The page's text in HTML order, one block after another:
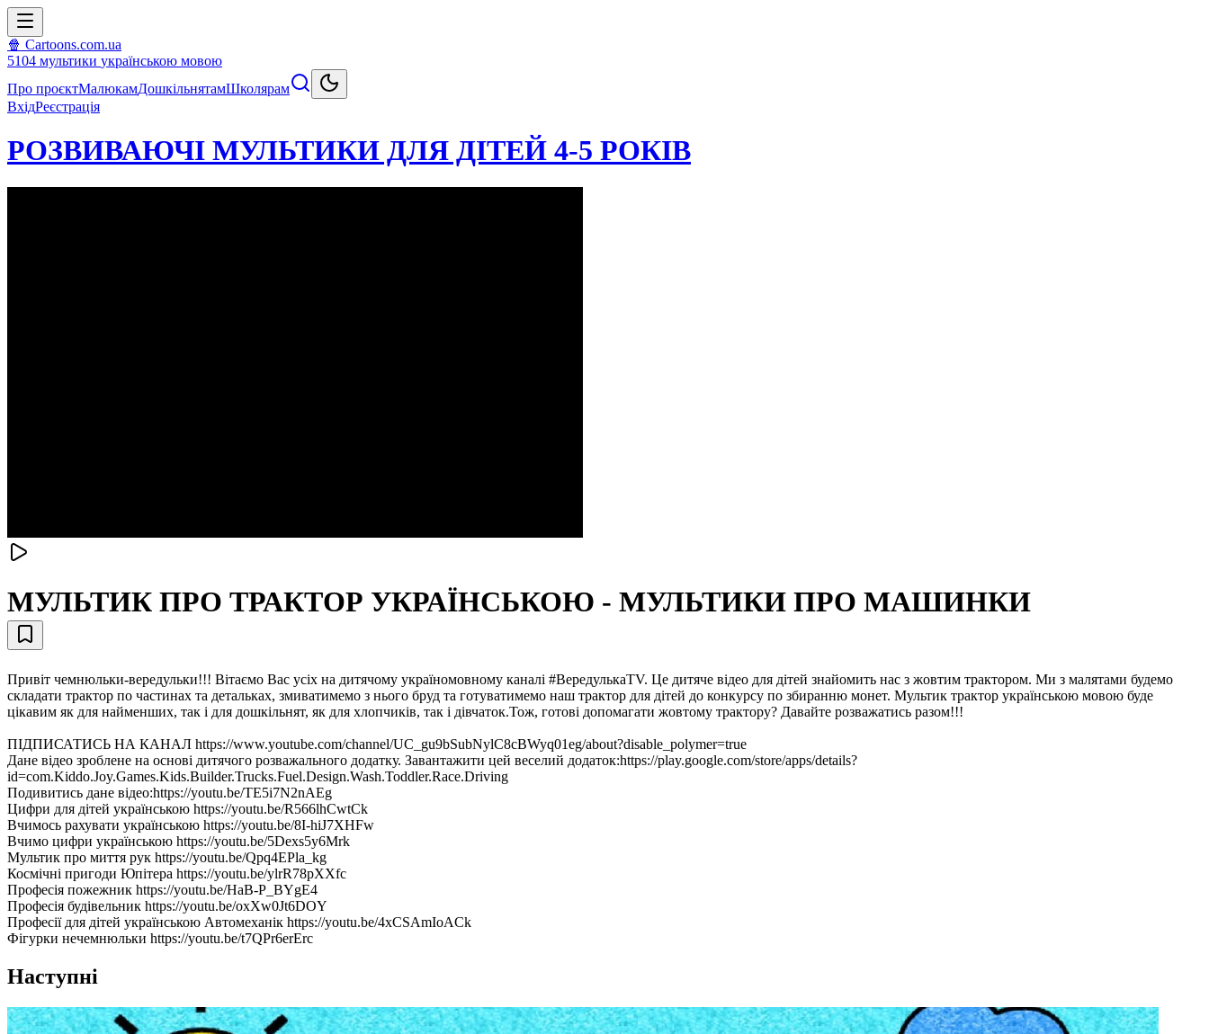
🍿 Cartoons.com.ua
5104 мультики українською мовою
Про проєктМалюкамДошкільнятамШколярам
ВхідРеєстрація
РОЗВИВАЮЧІ МУЛЬТИКИ ДЛЯ ДІТЕЙ 4-5 РОКІВ
МУЛЬТИК ПРО ТРАКТОР УКРАЇНСЬКОЮ - МУЛЬТИКИ ПРО МАШИНКИ
Привіт чемнюльки-вередульки!!! Вітаємо Вас усіх на дитячому україномовному каналі #ВередулькаTV. Це дитяче відео для дітей знайомить нас з жовтим трактором. Ми з малятами будемо
складати трактор по частинах та детальках, змиватимемо з нього бруд та готуватимемо наш трактор для дітей до конкурсу по збиранню монет. Мультик трактор українською мовою буде
цікавим як для найменших, так і для дошкільнят, як для хлопчиків, так і дівчаток.Тож, готові допомагати жовтому трактору? Давайте розважатись разом!!!
ПІДПИСАТИСЬ НА КАНАЛ https://www.youtube.com/channel/UC_gu9bSubNylC8cBWyq01eg/about?disable_polymer=true
Дане відео зроблене на основі дитячого розважального додатку. Завантажити цей веселий додаток:https://play.google.com/store/apps/details?
id=com.Kiddo.Joy.Games.Kids.Builder.Trucks.Fuel.Design.Wash.Toddler.Race.Driving
Подивитись дане відео:https://youtu.be/TE5i7N2nAEg
Цифри для дітей українською https://youtu.be/R566lhCwtCk
Вчимось рахувати українською https://youtu.be/8I-hiJ7XHFw
Вчимо цифри українською https://youtu.be/5Dexs5y6Mrk
Мультик про миття рук https://youtu.be/Qpq4EPla_kg
Космічні пригоди Юпітера https://youtu.be/ylrR78pXXfc
Професія пожежник https://youtu.be/HaB-P_BYgE4
Професія будівельник https://youtu.be/oxXw0Jt6DOY
Професії для дітей українською Автомеханік https://youtu.be/4xCSAmIoACk
Фігурки нечемнюльки https://youtu.be/t7QPr6erErc
Наступні